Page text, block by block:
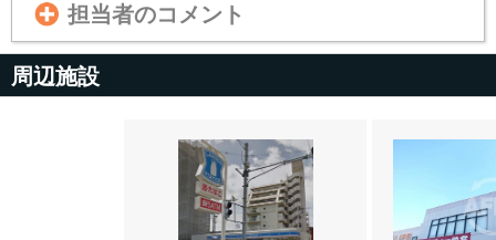
担当者のコメント
周辺施設